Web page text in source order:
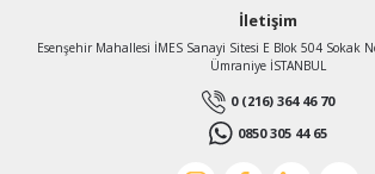
İletişim
Esenşehir Mahallesi İMES Sanayi Sitesi E Blok 504 Sokak
Ümraniye İSTANBUL
0 (216) 364 46 70
0850 305 44 65